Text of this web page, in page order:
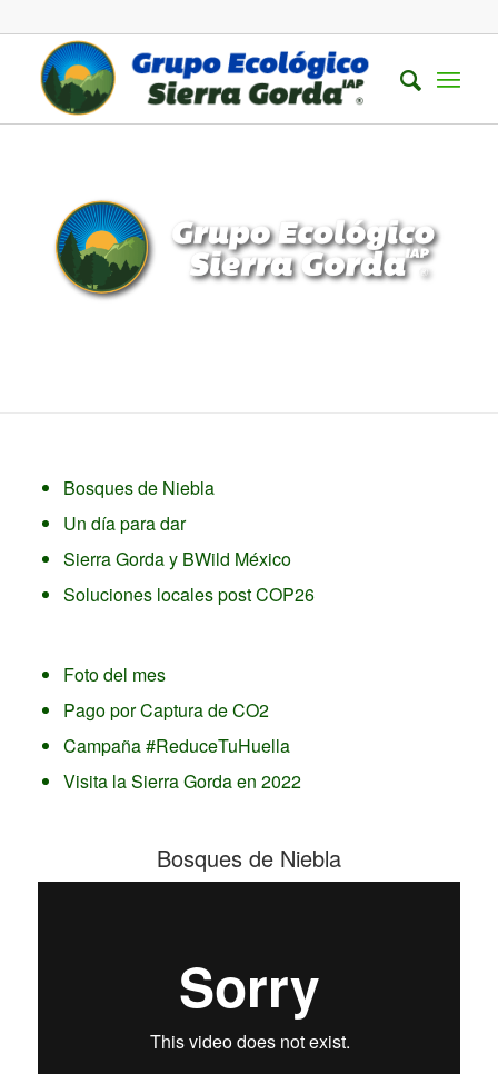
Bosques de Niebla
Un día para dar
Sierra Gorda y BWild México
Soluciones locales post COP26
Foto del mes
Pago por Captura de CO2
Campaña #ReduceTuHuella
Visita la Sierra Gorda en 2022
Bosques de Niebla